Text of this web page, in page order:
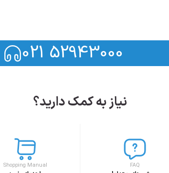
021 52943000
نیاز به کمک دارید؟
FAQ
Shopping Manual